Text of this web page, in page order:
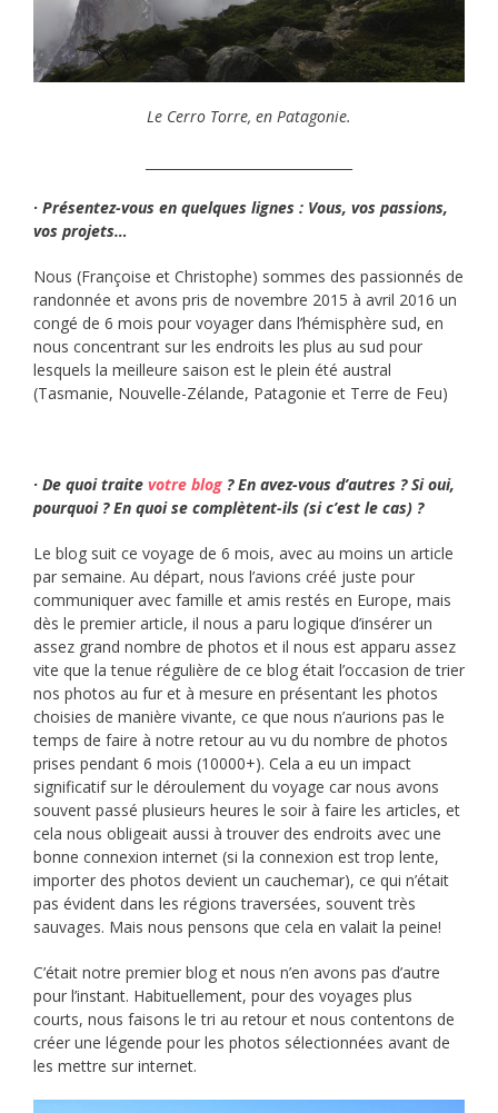
Le Cerro Torre, en Patagonie.
· Présentez-vous en quelques lignes : Vous, vos passions,
vos projets…
Nous (Françoise et Christophe) sommes des passionnés de
randonnée et avons pris de novembre 2015 à avril 2016 un
congé de 6 mois pour voyager dans l’hémisphère sud, en
nous concentrant sur les endroits les plus au sud pour
lesquels la meilleure saison est le plein été austral
(Tasmanie, Nouvelle-Zélande, Patagonie et Terre de Feu)
· De quoi traite votre blog ? En avez-vous d’autres ? Si oui,
pourquoi ? En quoi se complètent-ils (si c’est le cas) ?
Le blog suit ce voyage de 6 mois, avec au moins un article
par semaine. Au départ, nous l’avions créé juste pour
communiquer avec famille et amis restés en Europe, mais
dès le premier article, il nous a paru logique d’insérer un
assez grand nombre de photos et il nous est apparu assez
vite que la tenue régulière de ce blog était l’occasion de trier
nos photos au fur et à mesure en présentant les photos
choisies de manière vivante, ce que nous n’aurions pas le
temps de faire à notre retour au vu du nombre de photos
prises pendant 6 mois (10000+). Cela a eu un impact
significatif sur le déroulement du voyage car nous avons
souvent passé plusieurs heures le soir à faire les articles, et
cela nous obligeait aussi à trouver des endroits avec une
bonne connexion internet (si la connexion est trop lente,
importer des photos devient un cauchemar), ce qui n’était
pas évident dans les régions traversées, souvent très
sauvages. Mais nous pensons que cela en valait la peine!
C’était notre premier blog et nous n’en avons pas d’autre
pour l’instant. Habituellement, pour des voyages plus
courts, nous faisons le tri au retour et nous contentons de
créer une légende pour les photos sélectionnées avant de
les mettre sur internet.